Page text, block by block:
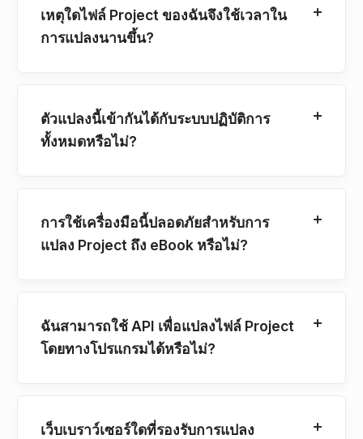
เหตุใดไฟล์ Project ของฉันจึงใช้เวลาใน
การแปลงนานขึ้น?
ตัวแปลงนี้เข้ากันได้กับระบบปฏิบัติการ
ทั้งหมดหรือไม่?
การใช้เครื่องมือนี้ปลอดภัยสำหรับการ
แปลง Project ถึง eBook หรือไม่?
ฉันสามารถใช้ API เพื่อแปลงไฟล์ Project
โดยทางโปรแกรมได้หรือไม่?
เว็บเบราว์เซอร์ใดที่รองรับการแปลง